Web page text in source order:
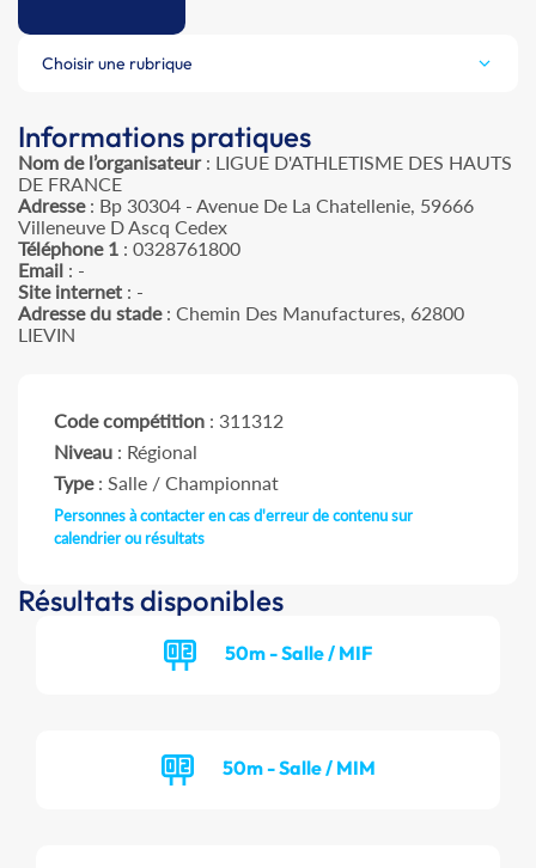
Choisir une rubrique
Informations pratiques
Nom de l’organisateur: LIGUE D'ATHLETISME DES HAUTS
DE FRANCE
Adresse: Bp 30304 - Avenue De La Chatellenie, 59666
Villeneuve D Ascq Cedex
Téléphone 1 : 0328761800
Email : -
Site internet : -
Adresse du stade: Chemin Des Manufactures, 62800
LIEVIN
Code compétition : 311312
Niveau : Régional
Type: Salle / Championnat
Personnes à contacter en cas d'erreur de contenu sur
calendrier ou résultats
Résultats disponibles
50m - Salle / MIF
50m - Salle / MIM